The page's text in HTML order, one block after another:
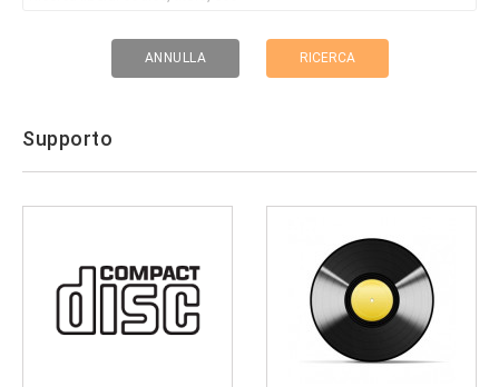
ANNULLA RICERCA
Supporto